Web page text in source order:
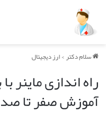
سلام دکتر>ارز دیجیتال
راه اندازی ماینر
آموزش صفر تا صد